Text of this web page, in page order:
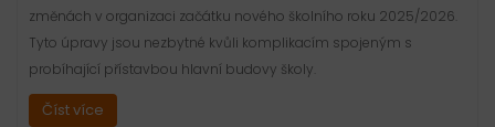
změnách v organizaci začátku nového školního roku 2025/2026.
Tyto úpravy jsou nezbytné kvůli komplikacím spojeným s
probíhající přístavbou hlavní budovy školy.
Číst více